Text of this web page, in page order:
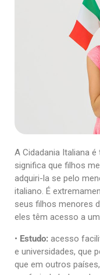
A Cidadania Italiana
significa que filhos
adquiri-la se pelo
italiano. É
seus filhos menores
eles têm acesso a
• Estudo: acesso
e universidades, que
que em outros